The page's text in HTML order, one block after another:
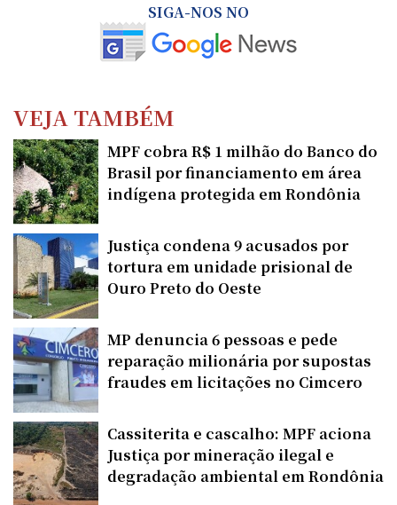
SIGA-NOS NO
VEJA TAMBÉM
MPF cobra R$ 1 milhão do Banco do
Brasil por financiamento em área
indígena protegida em Rondônia
Justiça condena 9 acusados por
tortura em unidade prisional de
Ouro Preto do Oeste
MP denuncia 6 pessoas e pede
reparação milionária por supostas
fraudes em licitações no Cimcero
Cassiterita e cascalho: MPF aciona
Justiça por mineração ilegal e
degradação ambiental em Rondônia